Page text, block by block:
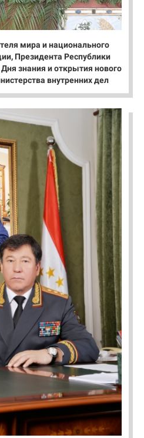
мира и национального
Президента Республики
знания и открытия нового
внутренних дел